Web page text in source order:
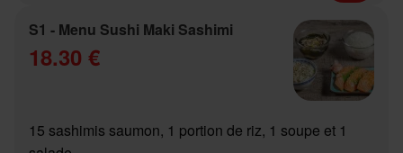
S1 - Menu Sushi Maki Sashimi
18.30 €
15 sashimis saumon, 1 portion de riz, 1 soupe et 1